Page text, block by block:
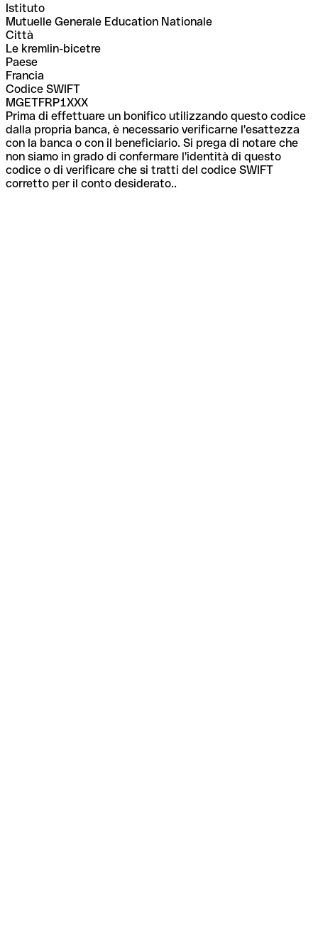
Istituto
Mutuelle Generale Education Nationale
Città
Le kremlin-bicetre
Paese
Francia
Codice SWIFT
MGETFRP1XXX
Prima di effettuare un bonifico utilizzando questo codice
dalla propria banca, è necessario verificarne l'esattezza
con la banca o con il beneficiario. Si prega di notare che
non siamo in grado di confermare l'identità di questo
codice o di verificare che si tratti del codice SWIFT
corretto per il conto desiderato..